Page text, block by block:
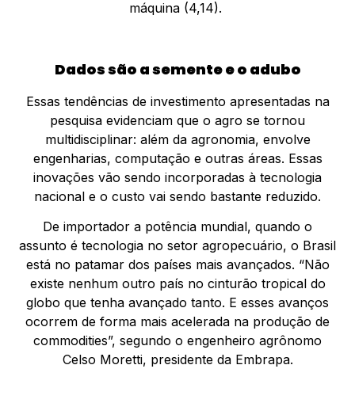
máquina (4,14).
Dados são a semente e o adubo
Essas tendências de investimento apresentadas na
pesquisa evidenciam que o agro se tornou
multidisciplinar: além da agronomia, envolve
engenharias, computação e outras áreas. Essas
inovações vão sendo incorporadas à tecnologia
nacional e o custo vai sendo bastante reduzido.
De importador a potência mundial, quando o
assunto é tecnologia no setor agropecuário, o Brasil
está no patamar dos países mais avançados. “Não
existe nenhum outro país no cinturão tropical do
globo que tenha avançado tanto. E esses avanços
ocorrem de forma mais acelerada na produção de
commodities”, segundo o engenheiro agrônomo
Celso Moretti, presidente da Embrapa.